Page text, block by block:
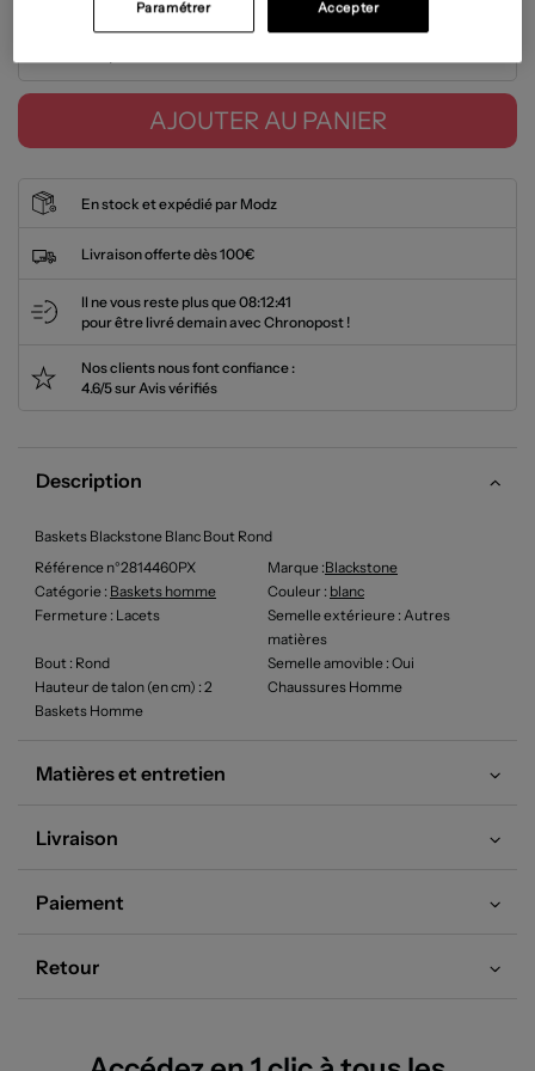
AJOUTER AU PANIER
En stock et expédié par Modz
Livraison offerte dès 100€
Il ne vous reste plus que08:12:41
pour être livré demain avec Chronopost !
Nos clients nous font confiance :
4.6/5 sur Avis vérifiés
Description
Baskets Blackstone Blanc Bout Rond
Référence n°2814460PX
Marque :Blackstone
Catégorie : Baskets homme Couleur : blanc
Fermeture : Lacets Semelle extérieure : Autres
matières
Bout : Rond Semelle amovible : Oui
Hauteur de talon (en cm) : 2
Chaussures Homme
Baskets Homme
Matières et entretien
Livraison
Paiement
Retour
Accepter
Paramétrer